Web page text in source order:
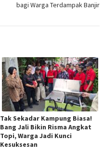
bagi Warga Terdampak Banjir
Tak Sekadar Kampung Biasa!
Bang Jali Bikin Risma Angkat
Topi, Warga Jadi Kunci
Kesuksesan